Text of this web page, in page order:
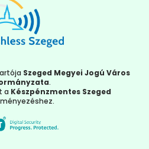
Szeged Megyei Jogú Város
.
a Készpénzmentes Szeged